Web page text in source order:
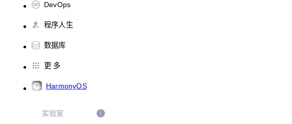
DevOps
程序人生
数据库
更 多
HarmonyOS
实验室